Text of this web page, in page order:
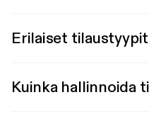
Erilaiset tilaustyypit
Kuinka hallinnoida